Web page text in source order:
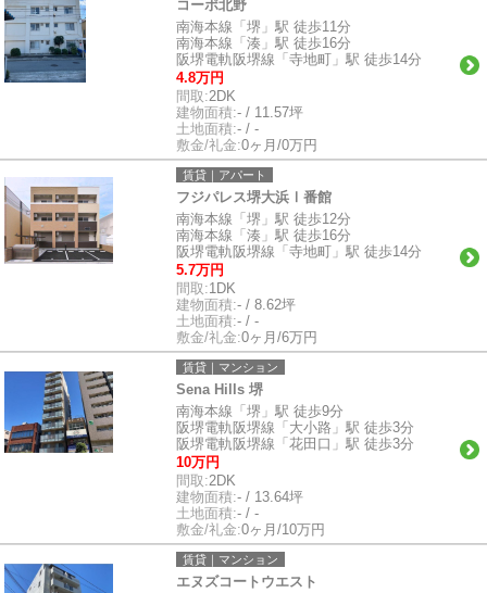
コーポ北野
南海本線「堺」駅 徒歩11分
南海本線「湊」駅 徒歩16分
阪堺電軌阪堺線「寺地町」駅 徒歩14分
4.8万円
間取:2DK
建物面積:- / 11.57坪
土地面積:- / -
敷金/礼金:0ヶ月/0万円
賃貸｜アパート
フジパレス堺大浜Ⅰ番館
南海本線「堺」駅 徒歩12分
南海本線「湊」駅 徒歩16分
阪堺電軌阪堺線「寺地町」駅 徒歩14分
5.7万円
間取:1DK
建物面積:- / 8.62坪
土地面積:- / -
敷金/礼金:0ヶ月/6万円
賃貸｜マンション
Sena Hills 堺
南海本線「堺」駅 徒歩9分
阪堺電軌阪堺線「大小路」駅 徒歩3分
阪堺電軌阪堺線「花田口」駅 徒歩3分
10万円
間取:2DK
建物面積:- / 13.64坪
土地面積:- / -
敷金/礼金:0ヶ月/10万円
賃貸｜マンション
エヌズコートウエスト